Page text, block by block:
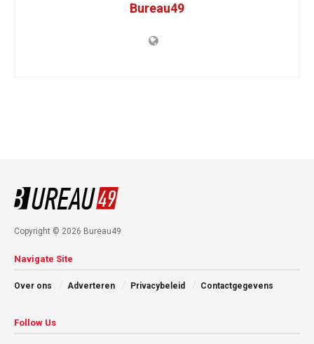
Bureau49
Copyright © 2026 Bureau49
Navigate Site
Over ons Adverteren Privacybeleid Contactgegevens
Follow Us